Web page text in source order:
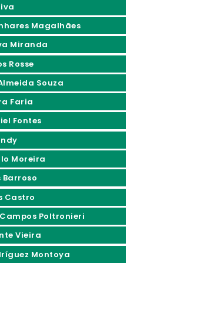
Magalhães
Miranda
Rosse
Souza
Faria
Fontes
Moreira
Barroso
Castro
Poltronieri
Vieira
Montoya